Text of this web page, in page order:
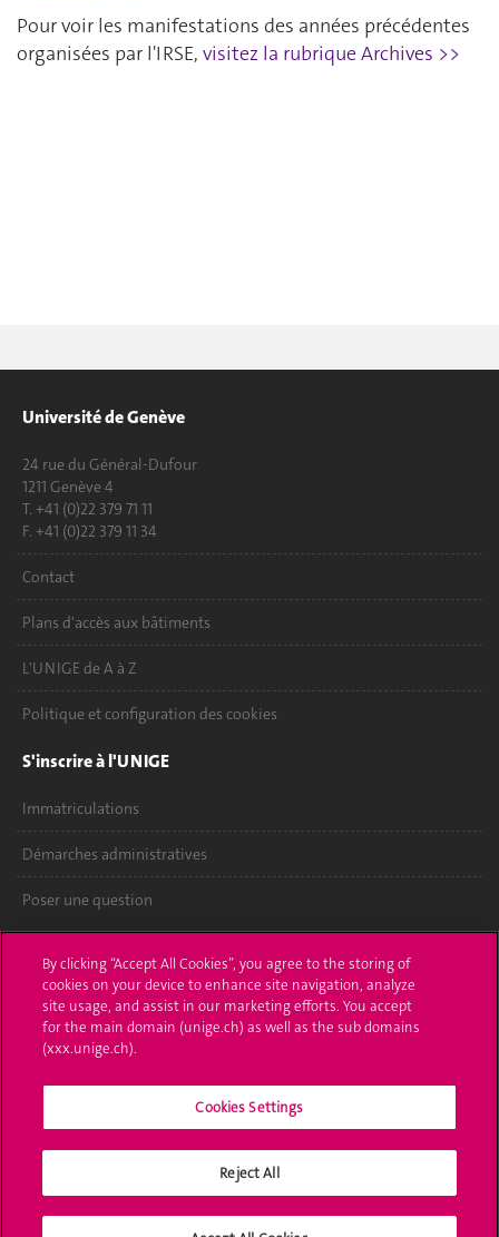
Pour voir les manifestations des années précédentes
organisées par l'IRSE, visitez la rubrique Archives >>
Université de Genève
24 rue du Général-Dufour
1211 Genève 4
T. +41 (0)22 379 71 11
F. +41 (0)22 379 11 34
Contact
Plans d'accès aux bâtiments
L'UNIGE de A à Z
Politique et configuration des cookies
S'inscrire à l'UNIGE
Immatriculations
Démarches administratives
Poser une question
UNIGE Mobile
Médias
Offres d'emploi
Bibliothèque
Médias sociaux UNIGE
By clicking “Accept All Cookies”, you agree to the storing of
cookies on your device to enhance site navigation, analyze
site usage, and assist in our marketing efforts. You accept
for the main domain (unige.ch) as well as the sub domains
(xxx.unige.ch).
Cookies Settings
Reject All